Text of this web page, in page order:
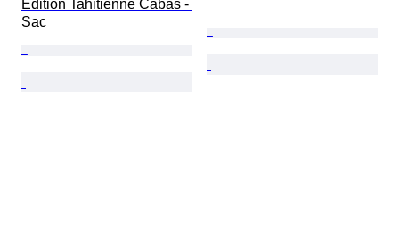
Edition Tahitienne Cabas -
Sac